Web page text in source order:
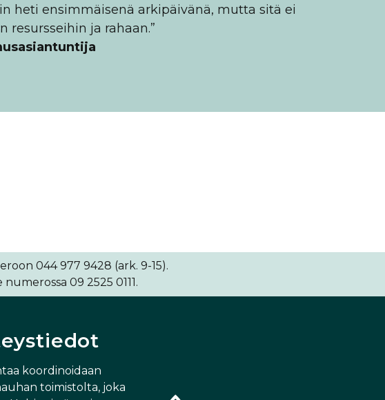
heti ensimmäisenä arkipäivänä, mutta sitä ei
resursseihin ja rahaan.”
044 977 9428 (ark. 9-15).
09 2525 0111.
koordinoidaan
toimistolta, joka